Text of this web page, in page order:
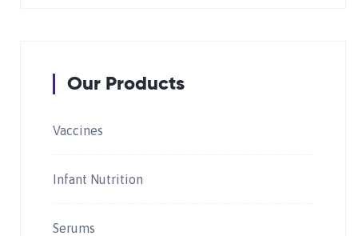
Our Products
Vaccines
Infant Nutrition
Serums